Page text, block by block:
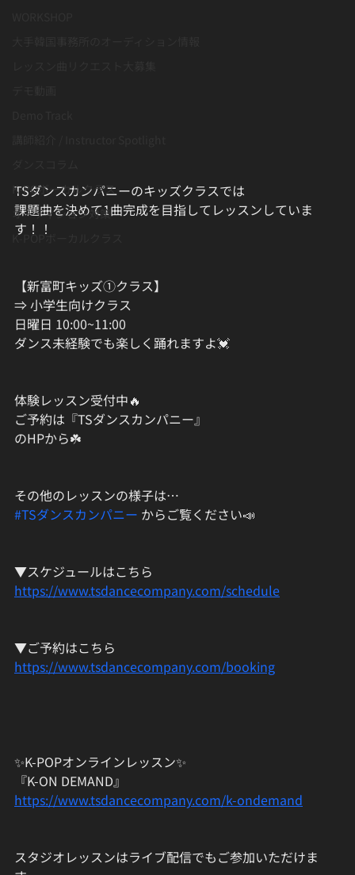
K-POボーカルクラス
オーディション対策
K-POPボーカルクラス
TSダンスカンパニーのキッズクラスでは
課題曲を決めて1曲完成を目指してレッスンしていま
す！！
【新富町キッズ①クラス】
⇒ 小学生向けクラス
日曜日 10:00~11:00
ダンス未経験でも楽しく踊れますよ💓
体験レッスン受付中🔥
ご予約は『TSダンスカンパニー』
のHPから☘️
その他のレッスンの様子は…
#TSダンスカンパニー からご覧ください📣
▼スケジュールはこちら
https://www.tsdancecompany.com/schedule
▼ご予約はこちら
https://www.tsdancecompany.com/booking
✨K-POPオンラインレッスン✨
『K-ON DEMAND』
https://www.tsdancecompany.com/k-ondemand
スタジオレッスンはライブ配信でもご参加いただけま